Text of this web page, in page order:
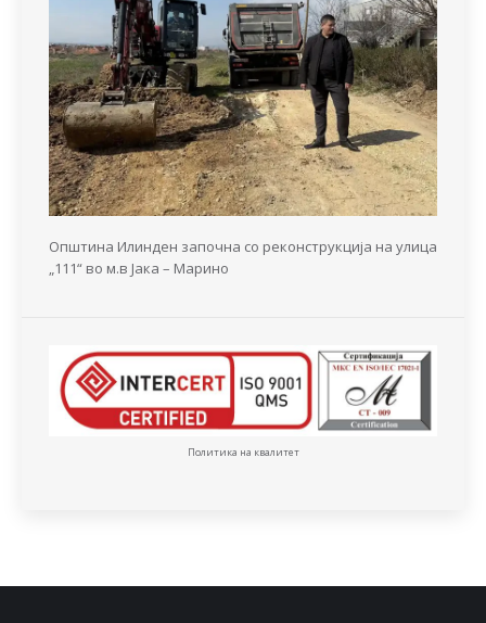
Општина Илинден започна со реконструкција на улица
„111“ во м.в Јака – Марино
Политика на квалитет